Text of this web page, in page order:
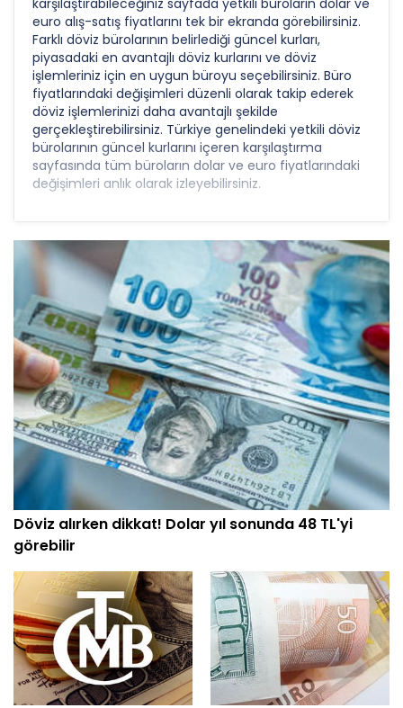
karşılaştırabileceğiniz sayfada yetkili büroların dolar ve
euro alış-satış fiyatlarını tek bir ekranda görebilirsiniz.
Farklı döviz bürolarının belirlediği güncel kurları,
piyasadaki en avantajlı döviz kurlarını ve döviz
işlemleriniz için en uygun büroyu seçebilirsiniz. Büro
fiyatlarındaki değişimleri düzenli olarak takip ederek
döviz işlemlerinizi daha avantajlı şekilde
gerçekleştirebilirsiniz. Türkiye genelindeki yetkili döviz
bürolarının güncel kurlarını içeren karşılaştırma
sayfasında tüm büroların dolar ve euro fiyatlarındaki
değişimleri anlık olarak izleyebilirsiniz.
Döviz alırken dikkat! Dolar yıl sonunda 48 TL'yi
görebilir